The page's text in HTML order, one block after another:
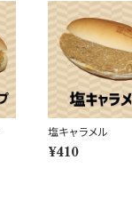
塩キャラメル
¥410